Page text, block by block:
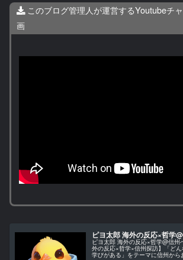
このブログ管理人が運営するYoutubeチ
画
ピヨ太郎 海外の反応×哲学
ピヨ太郎 海外の反応×哲学@信
外の反応×哲学×信州探訪】「ど
学びがある」をテーマに信州か